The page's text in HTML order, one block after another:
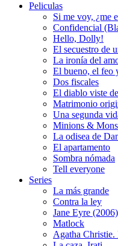
Peliculas
Si me voy, ¿me
Confidencial
Hello, Dolly!
El secuestro de
La ironía del
El bueno, el feo
Dos fiscales
El diablo viste
Matrimonio
Una segunda
Minions &
La odisea de
El apartamento
Sombra nómada
Tell everyone
Series
La más grande
Contra la ley
Jane Eyre (2006)
Matlock
Agatha Christie.